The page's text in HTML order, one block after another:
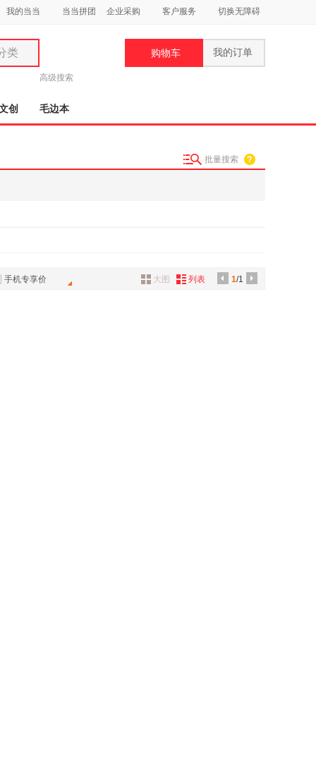
我的当当 当当拼团 企业采购 客户服务 切换无障碍
类
高级搜索
购物车 我的订单
创 毛边本
批量搜索
手机专享价 1/1
大图 列表